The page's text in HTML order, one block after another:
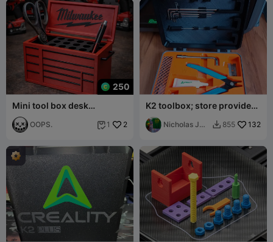
250
Mini tool box desk
organizer tool holder
OOPS.  1 2
K2 toolbox; store provided
tools; K2 K2combo K2pro
K2plusNicholas J
 855 132